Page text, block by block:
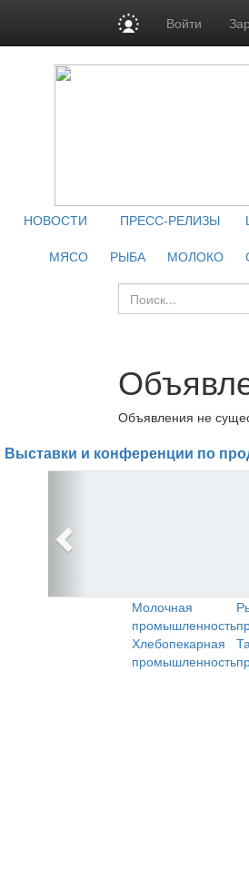
Войти
НОВОСТИ ПРЕСС-РЕЛИЗЫ
МЯСО
РЫБА МОЛОКО
Объявления не
Выставки и конференции по
Молочная
промышленность
Хлебопекарная
промышленность